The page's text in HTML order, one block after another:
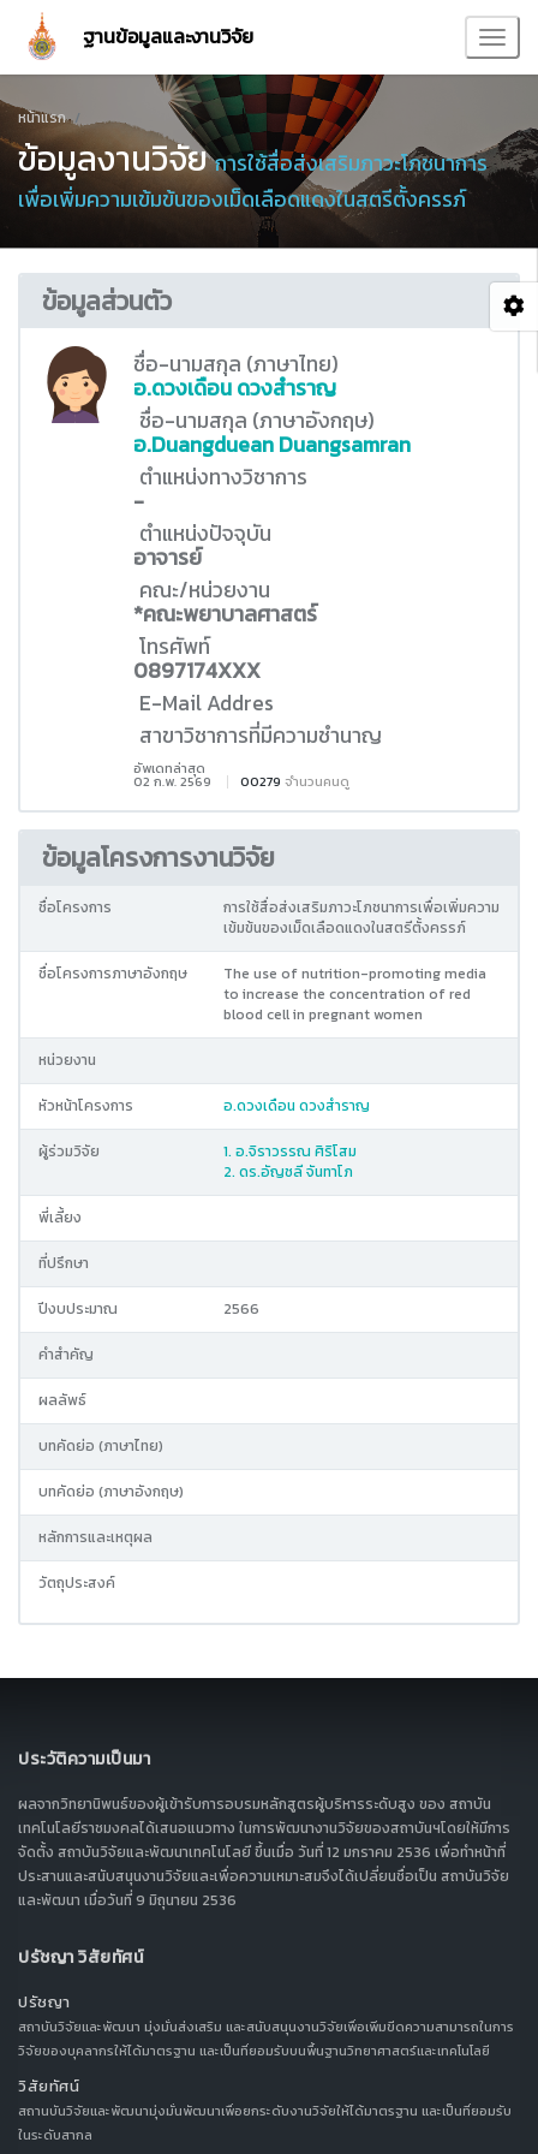
ฐานข้อมูลและงานวิจัย
หน้าแรก
ข้อมูลงานวิจัยการใช้สื่อส่งเสริมภาวะโภชนาการ
เพื่อเพิ่มความเข้มข้นของเม็ดเลือดแดงในสตรีตั้งครรภ์
ข้อมูลส่วนตัว
ชื่อ-นามสกุล (ภาษาไทย)
อ.ดวงเดือน ดวงสำราญ
ชื่อ-นามสกุล (ภาษาอังกฤษ)
อ.Duangduean Duangsamran
ตำแหน่งทางวิชาการ
-
ตำแหน่งปัจจุบัน
อาจารย์
คณะ/หน่วยงาน
*คณะพยาบาลศาสตร์
โทรศัพท์
0897174XXX
E-Mail Addres
สาขาวิชาการที่มีความชำนาญ
อัพเดทล่าสุด
02 ก.พ. 2569 00279 จำนวนคนดู
ข้อมูลโครงการงานวิจัย
ชื่อโครงการ
การใช้สื่อส่งเสริมภาวะโภชนาการเพื่อเพิ่มความ
เข้มข้นของเม็ดเลือดแดงในสตรีตั้งครรภ์
ชื่อโครงการภาษาอังกฤษ
The use of nutrition-promoting media
to increase the concentration of red
blood cell in pregnant women
หน่วยงาน
หัวหน้าโครงการ อ.ดวงเดือน ดวงสำราญ
ผู้ร่วมวิจัย
1. อ.จิราวรรณ ศิริโสม
2. ดร.อัญชลี จันทาโภ
พี่เลี้ยง
ที่ปรึกษา
ปีงบประมาณ 2566
คำสำคัญ
ผลลัพธ์
บทคัดย่อ (ภาษาไทย)
บทคัดย่อ (ภาษาอังกฤษ)
หลักการและเหตุผล
วัตถุประสงค์
ประวัติความเป็นมา
ผลจากวิทยานิพนธ์ของผู้เข้ารับการอบรมหลักสูตรผู้บริหารระดับสูง ของ สถาบัน
เทคโนโลยีราชมงคลได้เสนอแนวทาง ในการพัฒนางานวิจัยของสถาบันฯโดยให้มีการ
จัดตั้ง สถาบันวิจัยและพัฒนาเทคโนโลยี ขึ้นเมื่อ วันที่ 12 มกราคม 2536 เพื่อทำหน้าที่
ประสานและสนับสนุนงานวิจัยและเพื่อความเหมาะสมจึงได้เปลี่ยนชื่อเป็น สถาบันวิจัย
และพัฒนา เมื่อวันที่ 9 มิถุนายน 2536
ปรัชญา วิสัยทัศน์
ปรัชญา
สถาบันวิจัยและพัฒนา มุ่งมั่นส่งเสริม และสนับสนุนงานวิจัยเพื่อเพิ่มขีดความสามารถในการ
วิจัยของบุคลากรให้ได้มาตรฐาน และเป็นที่ยอมรับบนพื้นฐานวิทยาศาสตร์และเทคโนโลยี
วิสัยทัศน์
สถานบันวิจัยและพัฒนามุ่งมั่นพัฒนาเพื่อยกระดับงานวิจัยให้ได้มาตรฐาน และเป็นที่ยอมรับ
ในระดับสากล